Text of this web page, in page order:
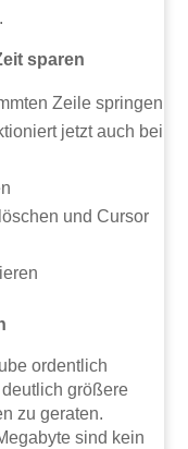
sparen
Zeile springen
jetzt auch bei
und Cursor
ordentlich
größere
zu geraten.
sind kein